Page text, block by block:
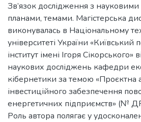
Зв’язок дослідження з
планами, темами. Магістерська
виконувалась в Національному
університеті України «Київський
інститут імені Ігоря Сікорського»
наукових досліджень кафедри
кібернетики за темою «Проєктна
інвестиційного забезпечення
енергетичних підприємств» (№
Роль автора полягає у